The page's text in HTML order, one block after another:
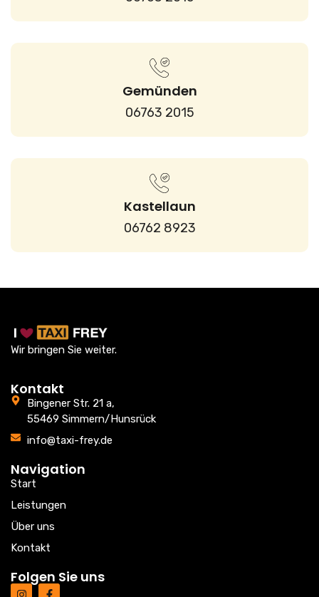
Gemünden
06763 2015
Kastellaun
06762 8923
Wir bringen Sie weiter.
Kontakt
Bingener Str. 21 a,
55469 Simmern/Hunsrück
info@taxi-frey.de
Navigation
Start
Leistungen
Über uns
Kontakt
Folgen Sie uns